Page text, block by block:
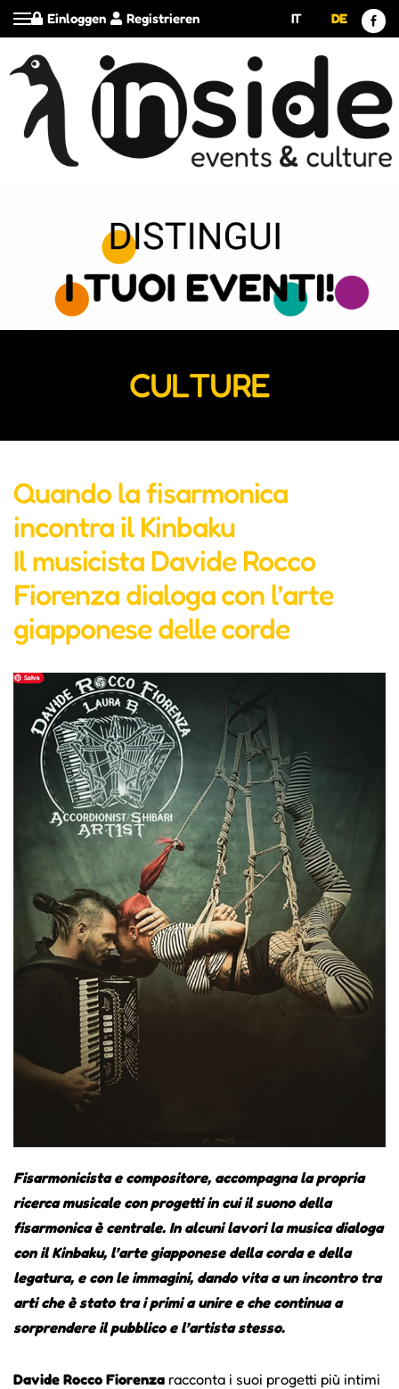
Registrieren
Einloggen IT DE
CULTURE
Quando la fisarmonica
incontra il Kinbaku
Il musicista Davide Rocco
Fiorenza dialoga con l’arte
giapponese delle corde
Fisarmonicista e compositore, accompagna la propria
ricerca musicale con progetti in cui il suono della
fisarmonica è centrale. In alcuni lavori la musica dialoga
con il Kinbaku, l’arte giapponese della corda e della
legatura, e con le immagini, dando vita a un incontro tra
arti che è stato tra i primi a unire e che continua a
sorprendere il pubblico e l’artista stesso.
Davide Rocco Fiorenza racconta i suoi progetti più intimi